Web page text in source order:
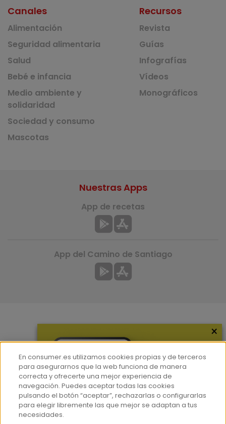
Canales
Alimentación
Seguridad alimentaria
Salud
Bebé e infancia
Medio ambiente y
solidaridad
Sociedad y consumo
Mascotas
Recursos
Revista
Guías
Infografías
Vídeos
Monográficos
Hemeroteca
Contacto
Prensa
Corpus Lingüístico Consumer
Nuestras Apps
App de recetas
App del Camino de Santiago
×
En consumer.es utilizamos cookies propias y de terceros
para asegurarnos que la web funciona de manera
correcta y ofrecerte una mejor experiencia de
navegación. Puedes aceptar todas las cookies
pulsando el botón “aceptar”, rechazarlas o configurarlas
para elegir libremente las que mejor se adaptan a tus
necesidades.